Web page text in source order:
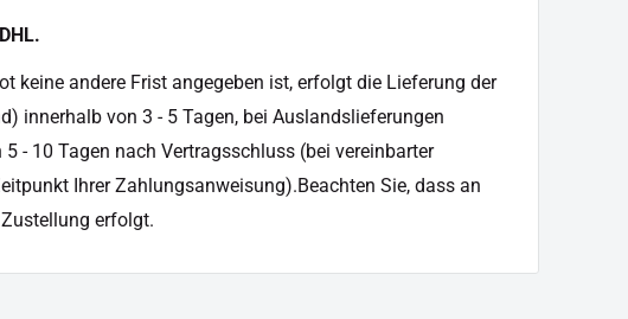
keine andere Frist angegeben ist, erfolgt die Lieferung der
innerhalb von 3 - 5 Tagen, bei Auslandslieferungen
- 10 Tagen nach Vertragsschluss (bei vereinbarter
Ihrer Zahlungsanweisung).Beachten Sie, dass an
erfolgt.